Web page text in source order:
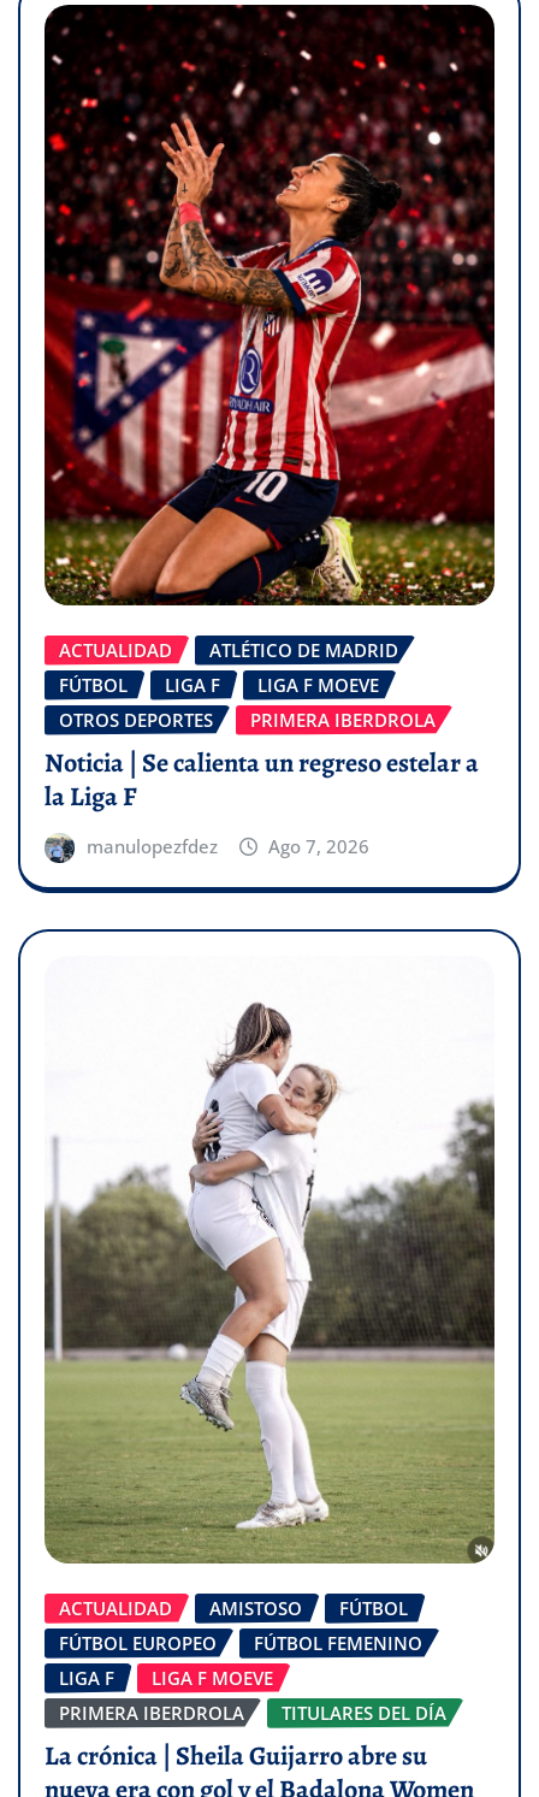
ACTUALIDAD
ATLÉTICO DE MADRID
FÚTBOL
LIGA F
LIGA F MOEVE
OTROS DEPORTES
PRIMERA IBERDROLA
Noticia | Se calienta un regreso estelar a
la Liga F
manulopezfdez Ago 7, 2026
ACTUALIDAD AMISTOSO
FÚTBOL
FÚTBOL EUROPEO
FÚTBOL FEMENINO
LIGA F
LIGA F MOEVE
PRIMERA IBERDROLA
TITULARES DEL DÍA
La crónica | Sheila Guijarro abre su